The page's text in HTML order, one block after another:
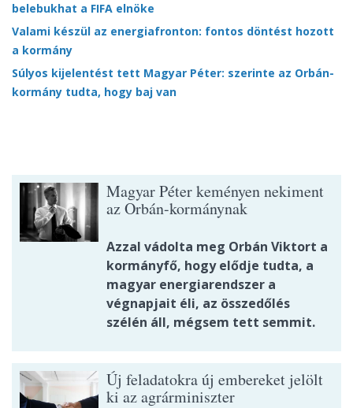
belebukhat a FIFA elnöke
Valami készül az energiafronton: fontos döntést hozott
a kormány
Súlyos kijelentést tett Magyar Péter: szerinte az Orbán-
kormány tudta, hogy baj van
Magyar Péter keményen nekiment
az Orbán-kormánynak
Azzal vádolta meg Orbán Viktort a
kormányfő, hogy elődje tudta, a
magyar energiarendszer a
végnapjait éli, az összedőlés
szélén áll, mégsem tett semmit.
Új feladatokra új embereket jelölt
ki az agrárminiszter